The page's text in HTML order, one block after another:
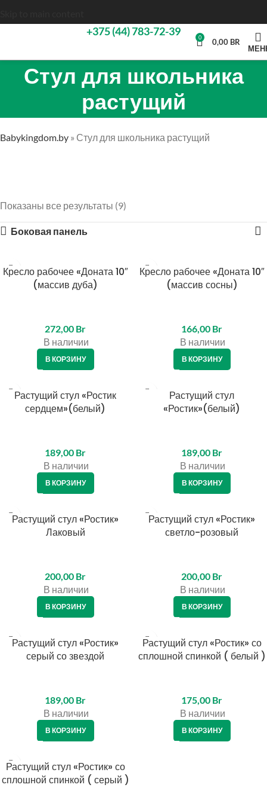
+375 (44) 783-72-39 0 0,00 BR
Стул для школьника
растущий
Babykingdom.by » Стул для школьника растущий
Показаны все результаты (9)
Боковая панель
Кресло рабочее «Доната 10″
(массив дуба)
272,00 Br
В наличии
В КОРЗИНУ
КРЕДИТ 4%
Кресло рабочее «Доната 10″
(массив сосны)
166,00 Br
В наличии
В КОРЗИНУ
Растущий стул «Ростик
сердцем»(белый)
189,00 Br
В наличии
В КОРЗИНУ
Растущий стул
«Ростик»(белый)
189,00 Br
В наличии
В КОРЗИНУ
Растущий стул «Ростик»
Лаковый
200,00 Br
В наличии
В КОРЗИНУ
Растущий стул «Ростик»
светло-розовый
200,00 Br
В наличии
В КОРЗИНУ
Растущий стул «Ростик»
серый со звездой
189,00 Br
В наличии
В КОРЗИНУ
Растущий стул «Ростик» со
сплошной спинкой ( белый )
175,00 Br
В наличии
В КОРЗИНУ
Растущий стул «Ростик» со
сплошной спинкой ( серый )